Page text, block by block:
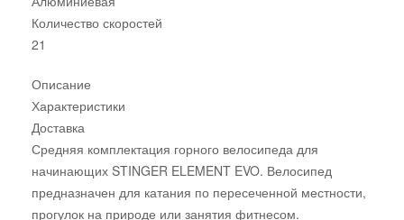
Количество скоростей
21
Описание
Характеристики
Доставка
Средняя комплектация горного велосипеда для
начинающих STINGER ELEMENT EVO. Велосипед
предназначен для катания по пересеченной местности,
прогулок на природе или занятия фитнесом.